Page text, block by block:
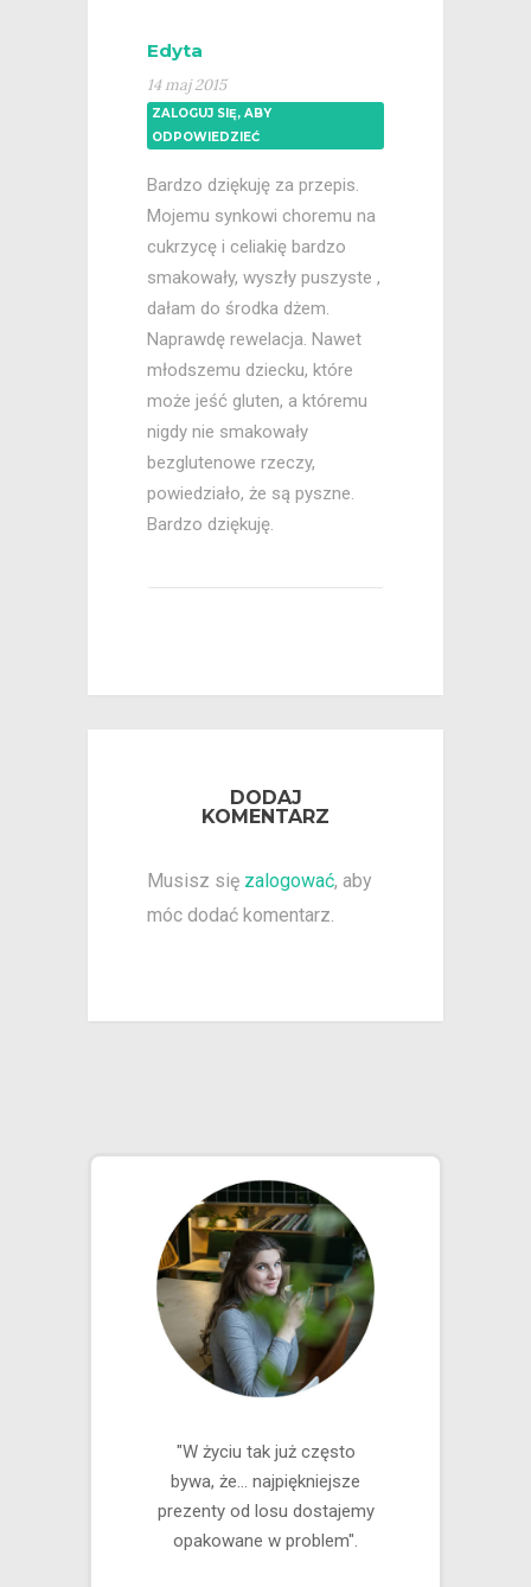
Edyta
14 maj 2015
ZALOGUJ SIĘ, ABY
ODPOWIEDZIEĆ
Bardzo dziękuję za przepis.
Mojemu synkowi choremu na
cukrzycę i celiakię bardzo
smakowały, wyszły puszyste ,
dałam do środka dżem.
Naprawdę rewelacja. Nawet
młodszemu dziecku, które
może jeść gluten, a któremu
nigdy nie smakowały
bezglutenowe rzeczy,
powiedziało, że są pyszne.
Bardzo dziękuję.
DODAJ
KOMENTARZ
Musisz się zalogować, aby
móc dodać komentarz.
"W życiu tak już często
bywa, że… najpiękniejsze
prezenty od losu dostajemy
opakowane w problem".